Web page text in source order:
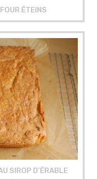
ÉTEINS
SIROP D’ÉRABLE